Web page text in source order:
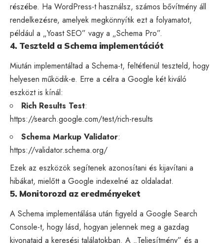
részébe. Ha WordPress-t használsz, számos bővítmény áll
rendelkezésre, amelyek megkönnyítik ezt a folyamatot,
például a „Yoast SEO” vagy a „Schema Pro”.
4. Teszteld a Schema implementációt
Miután implementáltad a Schema-t, feltétlenül teszteld, hogy
helyesen működik-e. Erre a célra a Google két kiváló
eszközt is kínál:
Rich Results Test:
https://search.google.com/test/rich-results
Schema Markup Validator:
https://validator.schema.org/
Ezek az eszközök segítenek azonosítani és kijavítani a
hibákat, mielőtt a Google indexelné az oldaladat.
5. Monitorozd az eredményeket
A Schema implementálása után figyeld a Google Search
Console-t, hogy lásd, hogyan jelennek meg a gazdag
kivonataid a keresési találatokban. A „Teljesítmény” és a